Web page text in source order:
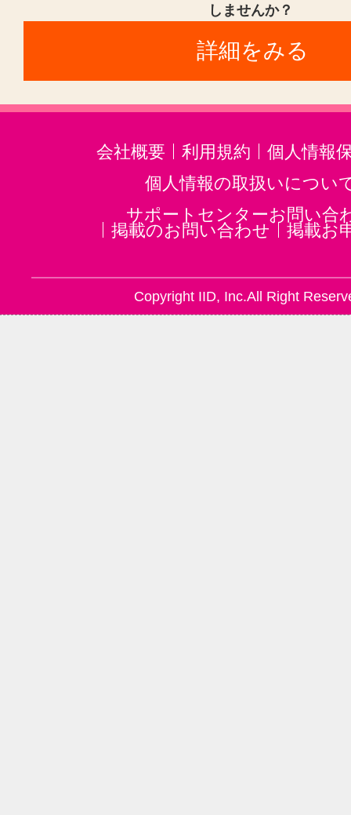
沖縄三線(3)
邦楽・J-POP(3)
音楽・楽器その他(3)
しませんか？
詳細をみる
会社概要 利用規約
個人情報
個人情報の取扱いについ
サポートセンターお問い合
掲載のお問い合わせ
掲載お
Copyright IID, Inc.All Right